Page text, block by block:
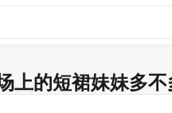
上的短裙妹妹多不